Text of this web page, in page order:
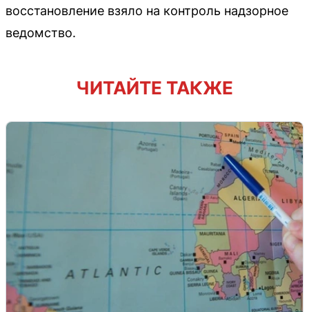
восстановление взяло на контроль надзорное
ведомство.
ЧИТАЙТЕ ТАКЖЕ